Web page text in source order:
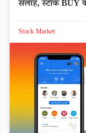
सलाह, स्टॉक BUY
Stock Market